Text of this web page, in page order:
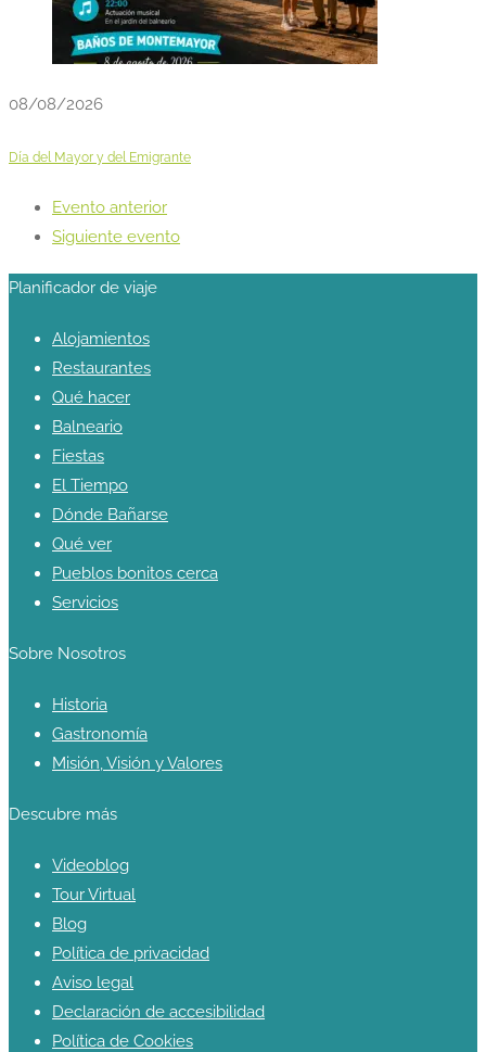
08/08/2026
Día del Mayor y del Emigrante
Evento anterior
Siguiente evento
Planificador de viaje
Alojamientos
Restaurantes
Qué hacer
Balneario
Fiestas
El Tiempo
Dónde Bañarse
Qué ver
Pueblos bonitos cerca
Servicios
Sobre Nosotros
Historia
Gastronomía
Misión, Visión y Valores
Descubre más
Videoblog
Tour Virtual
Blog
Política de privacidad
Aviso legal
Declaración de accesibilidad
Política de Cookies